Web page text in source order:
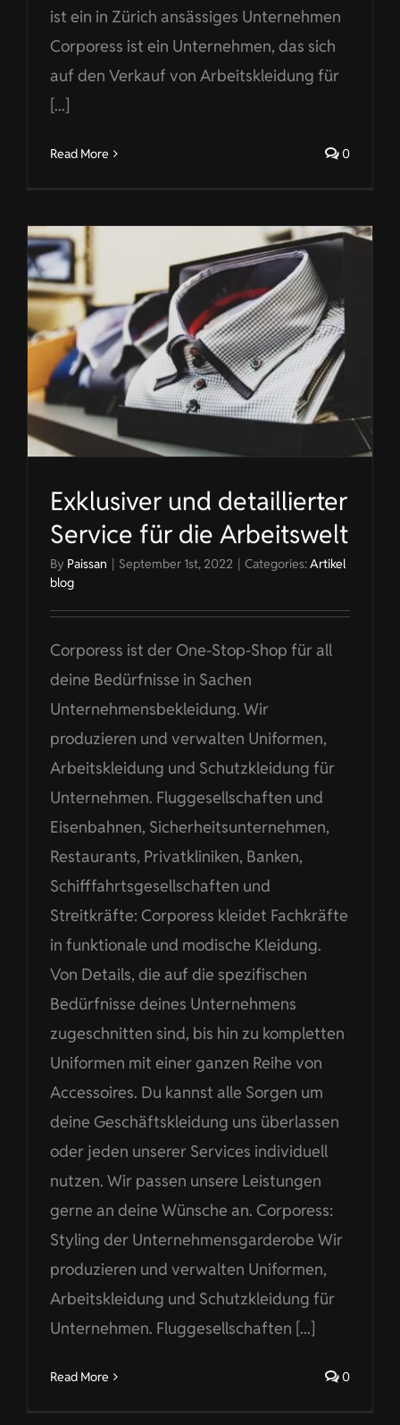
ist ein in Zürich ansässiges Unternehmen
Corporess ist ein Unternehmen, das sich
auf den Verkauf von Arbeitskleidung für
[...]
Read More 0
Exklusiver und detaillierter
Service für die Arbeitswelt
By Paissan | September 1st, 2022 | Categories:Artikel
blog
Corporess ist der One-Stop-Shop für all
deine Bedürfnisse in Sachen
Unternehmensbekleidung. Wir
produzieren und verwalten Uniformen,
Arbeitskleidung und Schutzkleidung für
Unternehmen. Fluggesellschaften und
Eisenbahnen, Sicherheitsunternehmen,
Restaurants, Privatkliniken, Banken,
Schifffahrtsgesellschaften und
Streitkräfte: Corporess kleidet Fachkräfte
in funktionale und modische Kleidung.
Von Details, die auf die spezifischen
Bedürfnisse deines Unternehmens
zugeschnitten sind, bis hin zu kompletten
Uniformen mit einer ganzen Reihe von
Accessoires. Du kannst alle Sorgen um
deine Geschäftskleidung uns überlassen
oder jeden unserer Services individuell
nutzen. Wir passen unsere Leistungen
gerne an deine Wünsche an. Corporess:
Styling der Unternehmensgarderobe Wir
produzieren und verwalten Uniformen,
Arbeitskleidung und Schutzkleidung für
Unternehmen. Fluggesellschaften [...]
Read More 0